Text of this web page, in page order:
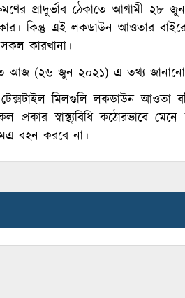
প্রাদুর্ভাব ঠেকাতে আগামী ২৮
কিন্তু এই লকডাউন আওতার বাইরে
কারখানা।
আজ (২৬ জুন ২০২১) এ তথ্য
মিলগুলি লকডাউন আওতা
প্রকার স্বাস্থ্যবিধি কঠোরভাবে
বহন করবে না।